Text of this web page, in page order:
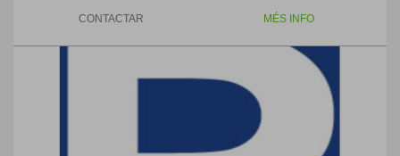
CONTACTAR MÉS INFO